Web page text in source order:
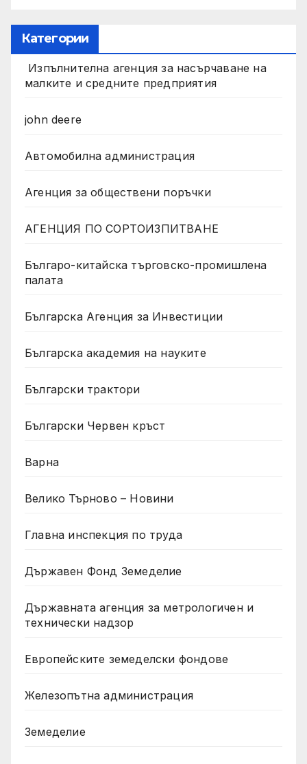
Категории
Изпълнителна агенция за насърчаване на
малките и средните предприятия
john deere
Автомобилна администрация
Агенция за обществени поръчки
АГЕНЦИЯ ПО СОРТОИЗПИТВАНЕ
Българо-китайска търговско-промишлена
палата
Българска Агенция за Инвестиции
Българска академия на науките
Български трактори
Български Червен кръст
Варна
Велико Търново – Новини
Главна инспекция по труда
Държавен Фонд Земеделие
Държавната агенция за метрологичен и
технически надзор
Европейските земеделски фондове
Железопътна администрация
Земеделие